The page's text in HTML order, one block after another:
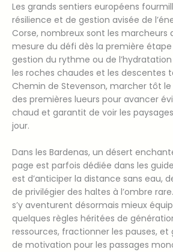
Les grands sentiers européens
résilience et de gestion avisée de
Corse, nombreux sont les marcheurs
mesure du défi dès la première
gestion du rythme ou de
les roches chaudes et les descentes
Chemin de Stevenson, marcher tôt
des premières lueurs pour avancer
chaud et garantit de voir les
jour.
Dans les Bardenas, un désert
page est parfois dédiée dans les
est d’anticiper la distance sans eau,
de privilégier des haltes à l’ombre
s’y aventurent désormais mieux
quelques règles héritées de
ressources, fractionner les pauses, et
de motivation pour les passages